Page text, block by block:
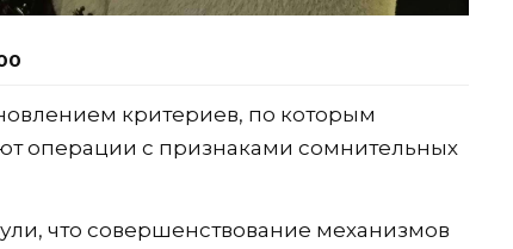
критериев, по которым
операции с признаками сомнительных
что совершенствование механизмов